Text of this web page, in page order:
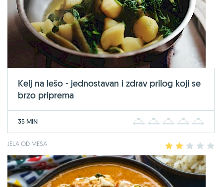
Kelj na lešo - jednostavan i zdrav prilog koji se
brzo priprema
35 MIN 2 3 4
JELA OD MESA 2 3 4